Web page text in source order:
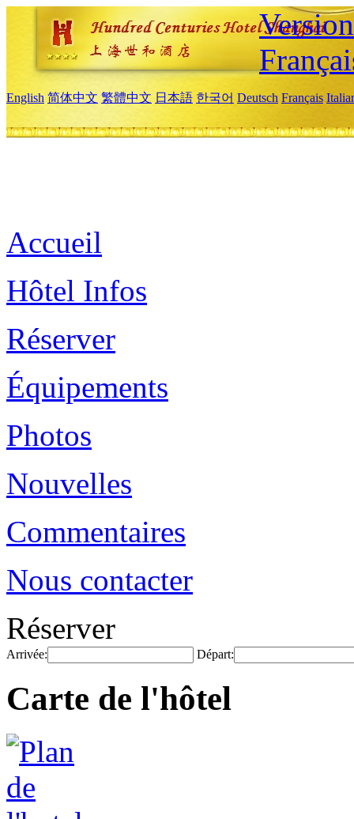
English 简体中文 繁體中文 日本語 한국어 Deutsch Français
Accueil
Hôtel Infos
Réserver
Équipements
Photos
Nouvelles
Commentaires
Nous contacter
Réserver
Arrivée: Départ:
Carte de l'hôtel